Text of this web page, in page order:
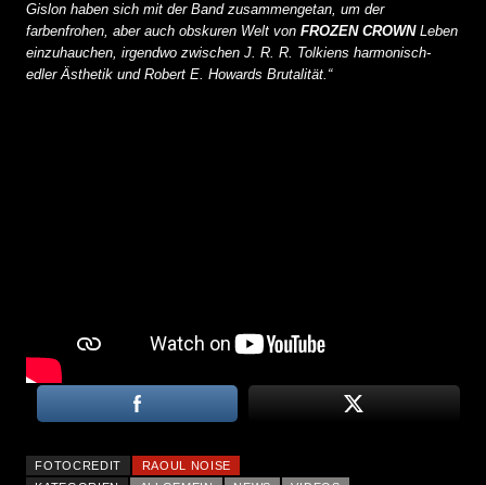
Gislon haben sich mit der Band zusammengetan, um der
farbenfrohen, aber auch obskuren Welt von FROZEN CROWNLeben
einzuhauchen, irgendwo zwischen J. R. R. Tolkiens harmonisch-
edler Ästhetik und Robert E. Howards Brutalität.“
FOTOCREDIT
RAOUL NOISE